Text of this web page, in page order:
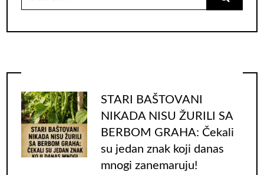
STARI BAŠTOVANI
NIKADA NISU ŽURILI SA
BERBOM GRAHA: Čekali
su jedan znak koji danas
mnogi zanemaruju!